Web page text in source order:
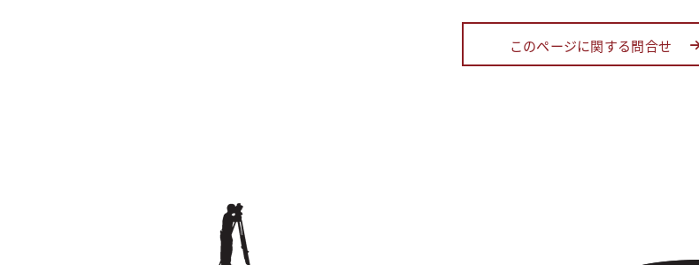
このページに関する問合せ